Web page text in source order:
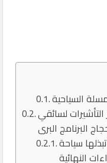
السياحية
لسائقي
البرنامج البرى
سياحة
النهائية